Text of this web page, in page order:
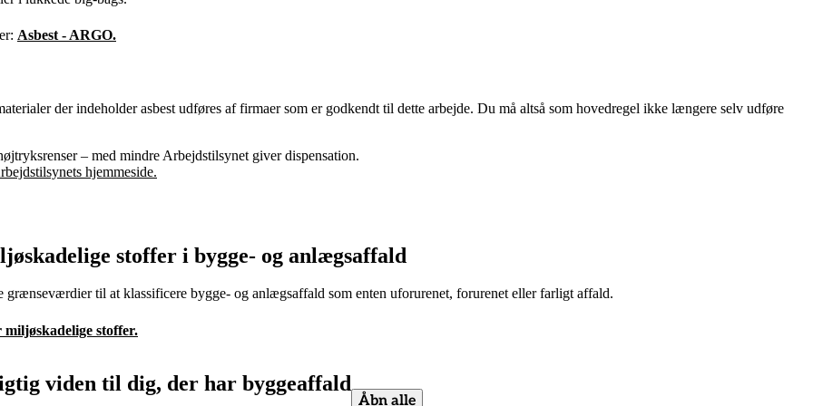
Asbest - ARGO.
der indeholder asbest udføres af firmaer som er godkendt til dette arbejde. Du må altså som hovedregel ikke længere selv udføre
– med mindre Arbejdstilsynet giver dispensation.
hjemmeside.
stoffer i bygge- og anlægsaffald
grænseværdier til at klassificere bygge- og anlægsaffald som enten uforurenet, forurenet eller farligt affald.
stoffer.
viden til dig, der har byggeaffald
Åbn alle